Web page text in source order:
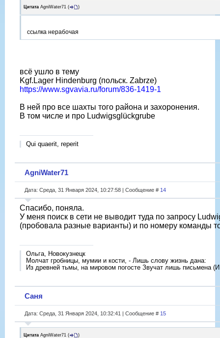
Цитата AgniWater71 ( )
ссылка нерабочая
всё ушло в тему
Kgf.Lager Hindenburg (польск. Zabrze)
https://www.sgvavia.ru/forum/836-1419-1
В ней про все шахты того района и захоронения.
В том числе и про Ludwigsglückgrube
Qui quaerit, reperit
AgniWater71
Дата: Среда, 31 Января 2024, 10:27:58 | Сообщение # 14
Спасибо, поняла.
У меня поиск в сети не выводит туда по запросу
(пробовала разные варианты) и по номеру команды
Ольга, Новокузнецк
Молчат гробницы, мумии и кости, - Лишь слову жизнь дана:
Из древней тьмы, на мировом погосте Звучат лишь письмена
Саня
Дата: Среда, 31 Января 2024, 10:32:41 | Сообщение # 15
Цитата AgniWater71 ( )